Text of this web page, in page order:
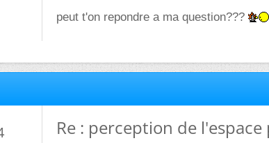
peut t'on repondre a ma question???
Re : perception de